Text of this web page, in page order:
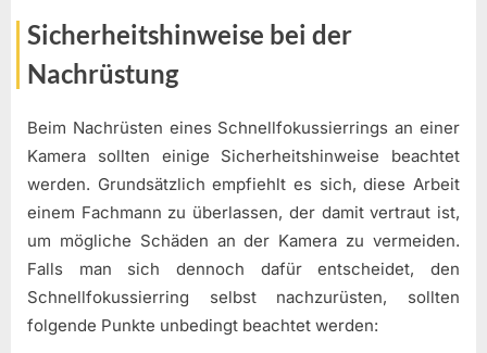
Sicherheitshinweise bei der
Nachrüstung
Beim Nachrüsten eines Schnellfokussierrings an einer
Kamera sollten einige Sicherheitshinweise beachtet
werden. Grundsätzlich empfiehlt es sich, diese Arbeit
einem Fachmann zu überlassen, der damit vertraut ist,
um mögliche Schäden an der Kamera zu vermeiden.
Falls man sich dennoch dafür entscheidet, den
Schnellfokussierring selbst nachzurüsten, sollten
folgende Punkte unbedingt beachtet werden: